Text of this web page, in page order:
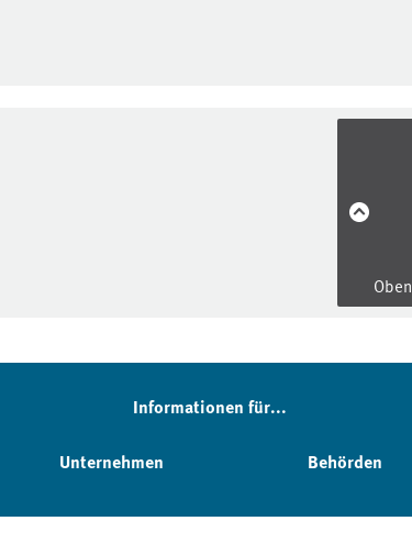
Oben
Informationen für...
Unternehmen Behörden